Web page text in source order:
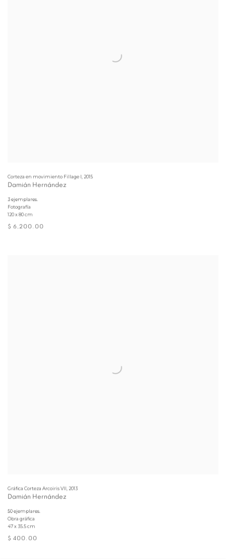
Corteza en movimiento Fillage I 2015
Damián Hernández
3 ejemplares.
Fotografía
120 x 80 cm
$ 6,200.00
Gráfica Corteza Arcoiris VII 2013
Damián Hernández
50 ejemplares.
Obra gráfica
47 x 35.5 cm
$ 400.00